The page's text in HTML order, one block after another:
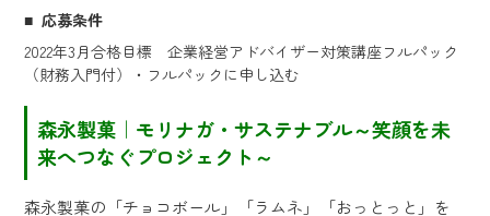
応募条件
2022年3月合格目標 企業経営アドバイザー対策講座フルパック
（財務入門付）・フルパックに申し込む
森永製菓｜モリナガ・サステナブル～笑顔を未
来へつなぐプロジェクト～
森永製菓の「チョコボール」「ラムネ」「おっとっと」を